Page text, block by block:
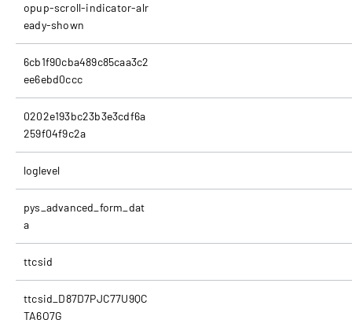
opup-scroll-indicator-alr
eady-shown
6cb1f90cba489c85caa3c2
ee6ebd0ccc
0202e193bc23b3e3cdf6a
259f04f9c2a
loglevel
pys_advanced_form_dat
a
ttcsid
ttcsid_D87D7PJC77U9QC
TA6O7G